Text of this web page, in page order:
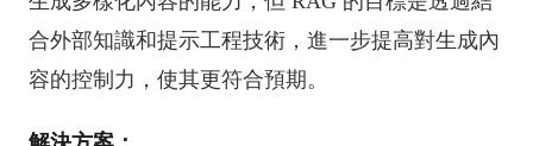
合外部知識和提示工程技術，進一步提高對生成內
容的控制力，使其更符合預期。